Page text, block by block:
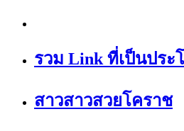
รวม Link ที่เป็นประ
สาวสาวสวยโคราช